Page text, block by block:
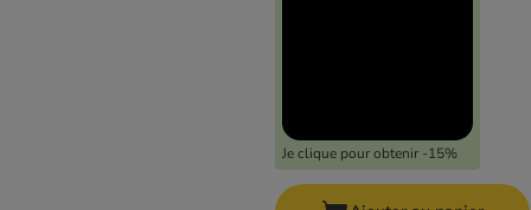
Je clique pour obtenir -15%